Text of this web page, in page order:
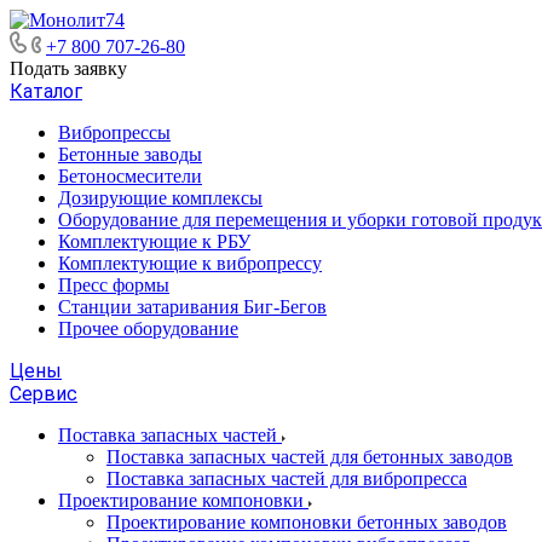
+7 800 707-26-80
Подать заявку
Каталог
Вибропрессы
Бетонные заводы
Бетоносмесители
Дозирующие комплексы
Оборудование для перемещения и уборки готовой
Комплектующие к РБУ
Комплектующие к вибропрессу
Пресс формы
Станции затаривания Биг-Бегов
Прочее оборудование
Цены
Сервис
Поставка запасных частей
Поставка запасных частей для бетонных заводов
Поставка запасных частей для вибропресса
Проектирование компоновки
Проектирование компоновки бетонных заводов